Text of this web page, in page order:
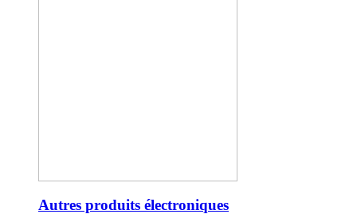
Autres produits électroniques